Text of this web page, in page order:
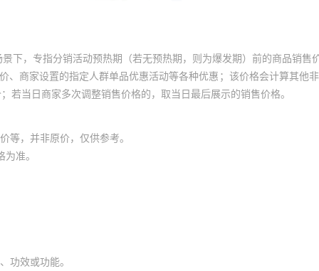
下，专指分销活动预热期（若无预热期，则为爆发期）前的商品销售
商家设置的指定人群单品优惠活动等各种优惠；该价格会计算其他
当日商家多次调整销售价格的，取当日最后展示的销售价格。
等，并非原价，仅供参考。
准。
功效或功能。